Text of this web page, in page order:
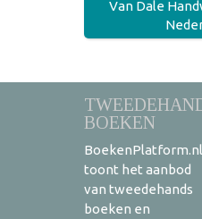
Van Dale
BOEKEN
BoekenPlatform.nl
toont het aanbod
van tweedehands
boeken en